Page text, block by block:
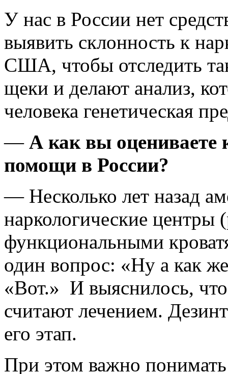
У нас в России нет
выявить склонность к
США, чтобы отследить
щеки и делают анализ,
человека генетическая
—А как вы оцениваете
помощи в России?
— Несколько лет назад
наркологические центры
функциональными
один вопрос: «Ну а как
«Вот.» И выяснилось,
считают лечением.
его этап.
При этом важно